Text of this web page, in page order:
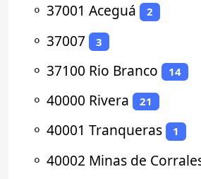
⚬ 37001 Aceguá 2
⚬ 37007 3
⚬ 37100 Rio Branco 14
⚬ 40000 Rivera 21
⚬ 40001 Tranqueras 1
⚬ 40002 Minas de